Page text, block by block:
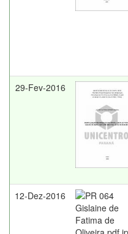
29-Fev-2016
12-Dez-2016